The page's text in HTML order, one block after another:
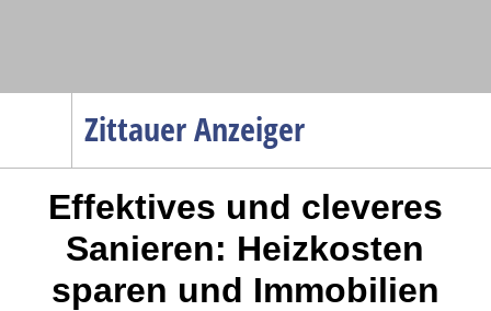
Zittauer Anzeiger
Menüpunkte
Politik
Gesellschaft
Wirtschaft
Effektives und cleveres
Sanieren: Heizkosten
sparen und Immobilien